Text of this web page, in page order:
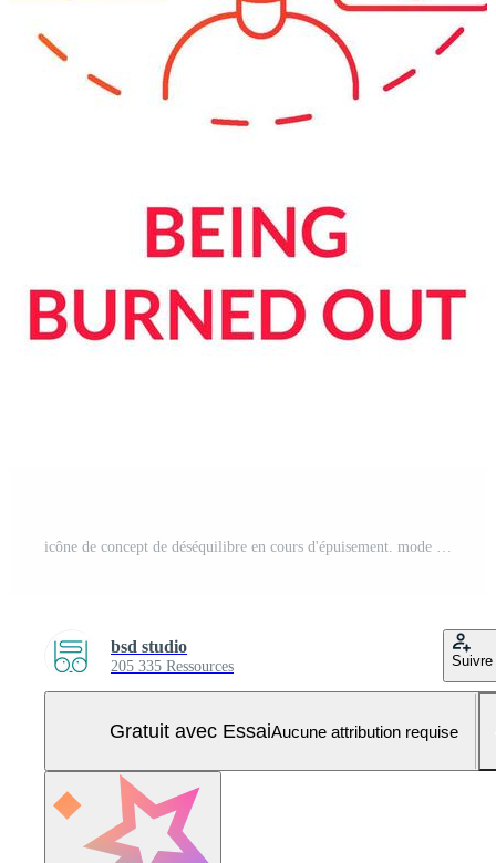
icône de concept de déséquilibre en cours d'épuisement. mode de vie non équilibré et illustration de ligne mince idée abstraite surmenage. dessin de contour isolé. roboto-medium, myriade de polices pro-gras utilisées Vecteur Pro et SVG Pro
bsd studio
205 335 Ressources Suivre
Gratuit avec EssaiAucune attribution requise